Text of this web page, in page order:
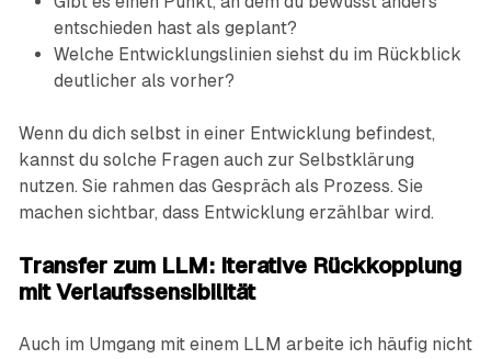
entschieden hast als geplant?
Welche Entwicklungslinien siehst du im Rückblick
deutlicher als vorher?
Wenn du dich selbst in einer Entwicklung befindest,
kannst du solche Fragen auch zur Selbstklärung
nutzen. Sie rahmen das Gespräch als Prozess. Sie
machen sichtbar, dass Entwicklung erzählbar wird.
Transfer zum LLM: Iterative Rückkopplung
mit Verlaufssensibilität
Auch im Umgang mit einem LLM arbeite ich häufig nicht